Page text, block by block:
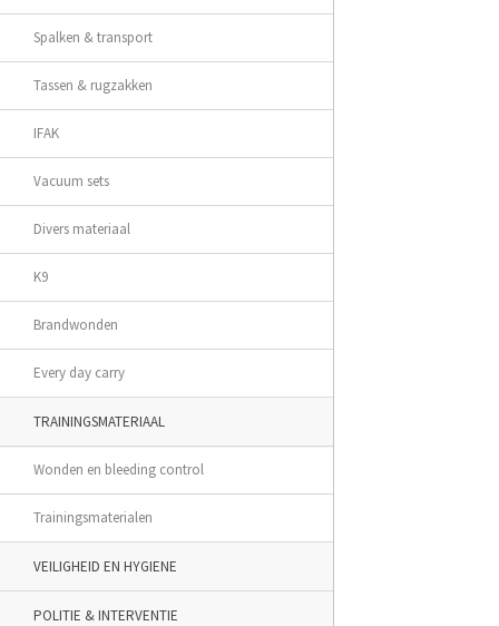
Spalken & transport
Tassen & rugzakken
IFAK
Vacuum sets
Divers materiaal
K9
Brandwonden
Every day carry
TRAININGSMATERIAAL
Wonden en bleeding control
Trainingsmaterialen
VEILIGHEID EN HYGIENE
POLITIE & INTERVENTIE